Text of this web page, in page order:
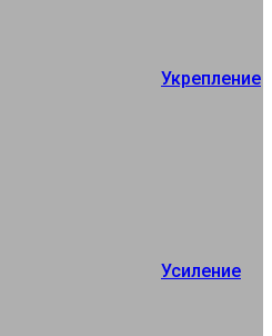
Укрепление
Усиление